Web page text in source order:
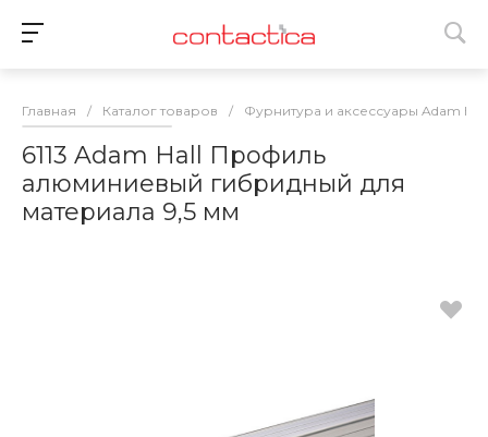
Главная / Каталог товаров / Фурнитура и аксессуары Adam Hall
6113 Adam Hall Профиль
алюминиевый гибридный для
материала 9,5 мм